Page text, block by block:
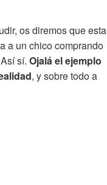
os diremos que esta
a un chico comprando
sí. Ojalá el ejemplo
, y sobre todo a